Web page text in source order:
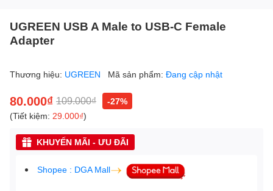
UGREEN USB A Male to USB-C Female
Adapter
Thương hiệu: UGREEN Mã sản phẩm: Đang cập nhật
80.000₫ 109.000₫
-27%
(Tiết kiệm: 29.000₫)
KHUYẾN MÃI - ƯU ĐÃI
Shopee : DGA Mall